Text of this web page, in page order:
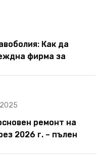
Как да
фирма за
ремонт на
2026 г. – пълен